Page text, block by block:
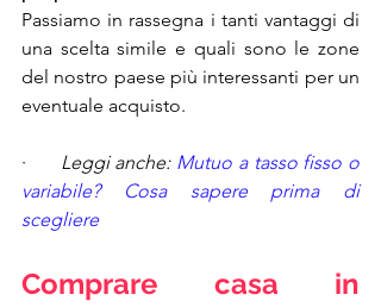
Passiamo in rassegna i tanti vantaggi di
una scelta simile e quali sono le zone
del nostro paese più interessanti per un
eventuale acquisto.
· Leggi anche: Mutuo a tasso fisso o
variabile? Cosa sapere prima di
scegliere
Comprare casa in